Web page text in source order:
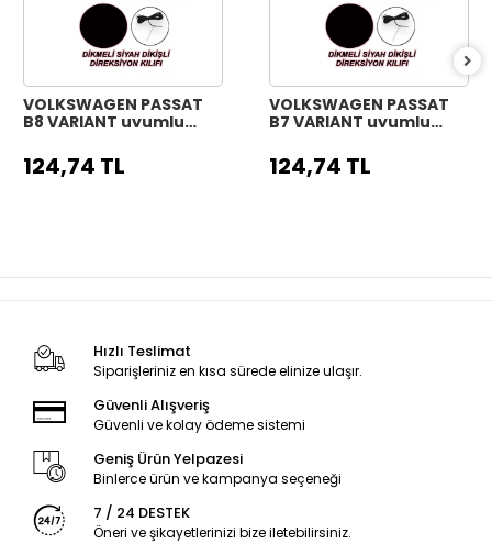
VOLKSWAGEN PASSAT
B8 VARIANT uyumlu
direksiyon kılıfı siyah
dikiş
124,74 TL
VOLKSWAGEN PASSAT
B7 VARIANT uyumlu
direksiyon kılıfı siyah
dikiş
124,74 TL
Hızlı Teslimat
Siparişleriniz en kısa sürede elinize ulaşır.
Güvenli Alışveriş
Güvenli ve kolay ödeme sistemi
Geniş Ürün Yelpazesi
Binlerce ürün ve kampanya seçeneği
7 / 24 DESTEK
Öneri ve şikayetlerinizi bize iletebilirsiniz.